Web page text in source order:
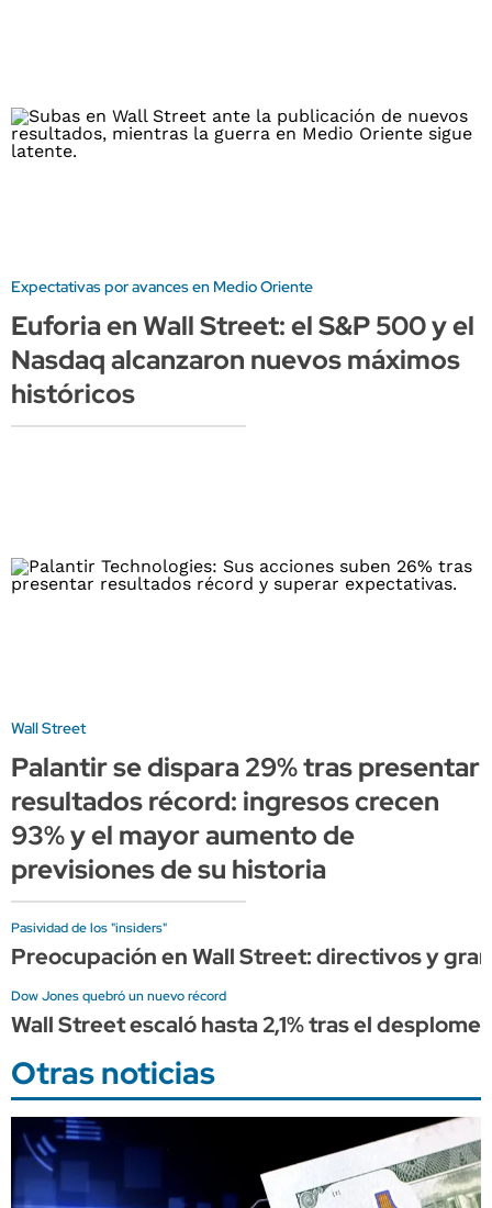
Expectativas por avances en Medio Oriente
Euforia en Wall Street: el S&P 500 y el
Nasdaq alcanzaron nuevos máximos
históricos
Wall Street
Palantir se dispara 29% tras presentar
resultados récord: ingresos crecen
93% y el mayor aumento de
previsiones de su historia
Pasividad de los "insiders"
Preocupación en Wall Street: directivos y
Dow Jones quebró un nuevo récord
Wall Street escaló hasta 2,1% tras el
Otras noticias